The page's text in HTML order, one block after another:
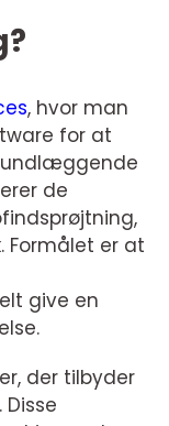
, hvor man
for at
de
er at
give en
der tilbyder